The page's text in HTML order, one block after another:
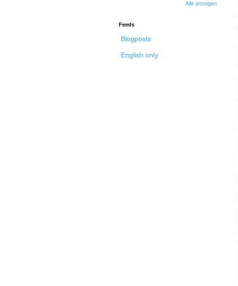
Alle anzeigen
Feeds
Blogposts
English only